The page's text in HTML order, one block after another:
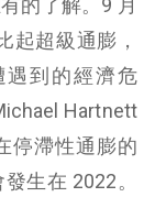
的了解。9 月
起超級通膨，
到的經濟危
Hartnett
停滯性通膨的
生在 2022。